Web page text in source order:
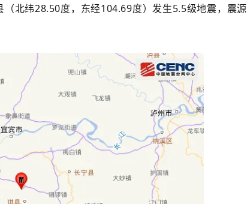
北纬28.50度，东经104.69度）发生5.5级地震，震源